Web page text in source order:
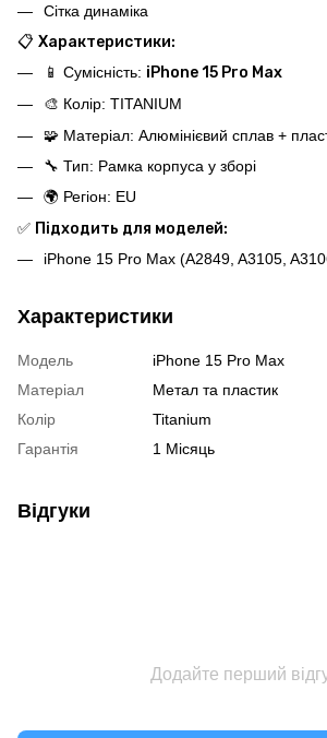
Сітка динаміка
📋 Характеристики:
📱 Сумісність: iPhone 15 Pro Max
🎨 Колір: TITANIUM
🧩 Матеріал: Алюмінієвий сплав +
🔧 Тип: Рамка корпуса у зборі
🌍 Регіон: EU
✅ Підходить для моделей:
iPhone 15 Pro Max (A2849, A3105,
Характеристики
Модель
iPhone 15 Pro Max
Матеріал
Метал та пластик
Колір
Titanium
Гарантія
1 Місяць
Відгуки
Додайте перший